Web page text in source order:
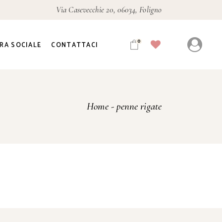
Via Casevecchie 20, 06034, Foligno
SOCIALE CONTATTACI 0
Home penne rigate